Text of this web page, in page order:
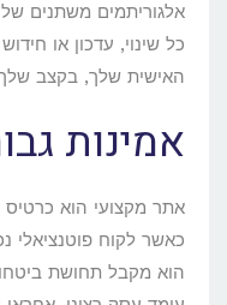
אלגוריתמים משתנים
כל שינוי, עדכון או
האישית שלך, בקצב
אמינות
אתר מקצועי הוא כרטיס
כאשר לקוח פוטנציאלי
הוא מקבל תחושת